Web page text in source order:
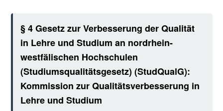
§ 4 Gesetz zur Verbesserung der Qualität
in Lehre und Studium an nordrhein-
westfälischen Hochschulen
(Studiumsqualitätsgesetz) (StudQualG):
Kommission zur Qualitätsverbesserung in
Lehre und Studium